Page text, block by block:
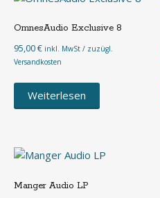
OmnesAudio Exclusive 8
95,00€ inkl. MwSt / zuzügl.
Versandkosten
Weiterlesen
Manger Audio LP